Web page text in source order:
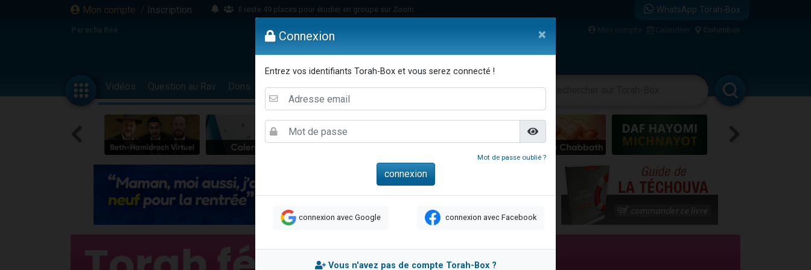
Mon compte / Inscription
Il reste 49 places pour étudier en groupe sur Zoom
16 personnes viennent de faire un don pour Diane, 80 ans, dans un appartement insalubre
2 personnes viennent de faire un don pour 1 Journée de Vacances Pour les Enfants
17 personnes viennent de demander une bénédiction
4 personnes viennent de nous rejoindre sur WhatsApp
Il reste 49 places pour étudier en groupe sur Zoom
4 personnes viennent de nous rejoindre sur WhatsApp
3 personnes viennent de nous rejoindre sur WhatsApp
Odaya vient de donner son Maasser
3 personnes viennent de faire un don pour 5 jours de vacances aux Orphelins
2 personnes viennent de nous rejoindre sur WhatsApp
WhatsApp Torah-Box
Paracha Réé Mon compte Calendrier Columbus
Vidéos Question au Rav Dons Femmes Enfants Etude sur Texte Musique Paracha Divertissements
Connexion ×
Entrez vos identifiants Torah-Box et vous serez connecté !
Mot de passe oublié ?
connexion avec Google connexion avec Facebook
Vous n'avez pas de compte Torah-Box ?